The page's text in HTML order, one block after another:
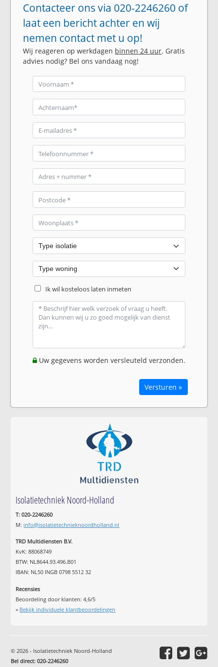
Contacteer ons via 020-2246260 of
laat een bericht achter en wij
nemen contact met u op!
Wij reageren op werkdagen binnen 24 uur. Gratis
advies nodig? Bel ons vandaag nog!
Ik wil kosteloos laten inmeten
Uw gegevens worden versleuteld verzonden.
Versturen »
Isolatietechniek Noord-Holland
T: 020-2246260
M: info@isolatietechnieknoordholland.nl
TRD Multidiensten B.V.
KvK: 88068749
BTW: NL8644.93.496.B01
IBAN: NL50 INGB 0798 5512 32
Recensies
Beoordeling door klanten:4,6/5
» Bekijk individuele klantbeoordelingen
© 2026 - Isolatietechniek Noord-Holland
Bel direct: 020-2246260